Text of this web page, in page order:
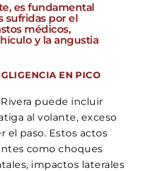
es fundamental
sufridas por el
médicos,
y la angustia
EN PICO
puede incluir
al volante, exceso
el paso. Estos actos
como choques
impactos laterales